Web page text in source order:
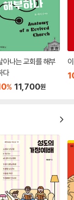
전제로써, 건강한
정보로 인하여 탈진
앙의 건강성을 확보
진실을 통찰할 수 있
정이라는 것이다.
게 해석학적 소양의
.
아나는 교회를 해부
다
% 11,700원